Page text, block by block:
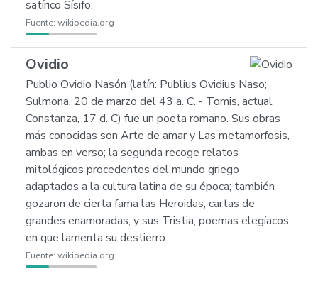
satírico Sísifo.
Fuente: wikipedia.org
Ovidio
Publio Ovidio Nasón (latín: Publius Ovidius Naso;
Sulmona, 20 de marzo del 43 a. C. - Tomis, actual
Constanza, 17 d. C) fue un poeta romano. Sus obras
más conocidas son Arte de amar y Las metamorfosis,
ambas en verso; la segunda recoge relatos
mitológicos procedentes del mundo griego
adaptados a la cultura latina de su época; también
gozaron de cierta fama las Heroidas, cartas de
grandes enamoradas, y sus Tristia, poemas elegíacos
en que lamenta su destierro.
Fuente: wikipedia.org